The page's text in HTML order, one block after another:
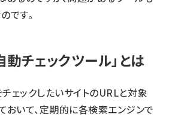
です。
動チェックツール」とは
ェックしたいサイトのURLと対象
おいて、定期的に各検索エンジンで